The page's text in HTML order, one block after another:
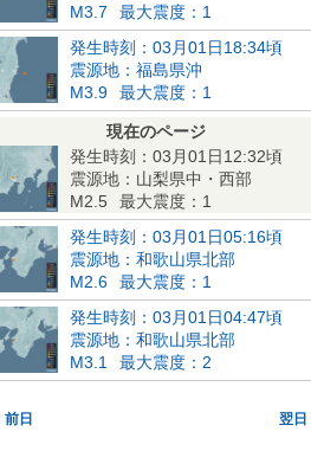
M3.7
最大震度：1
発生時刻：03月01日18:34頃
震源地：福島県沖
M3.9
最大震度：1
現在のページ
発生時刻：03月01日12:32頃
震源地：山梨県中・西部
M2.5
最大震度：1
発生時刻：03月01日05:16頃
震源地：和歌山県北部
M2.6
最大震度：1
発生時刻：03月01日04:47頃
震源地：和歌山県北部
M3.1
最大震度：2
前日 翌日